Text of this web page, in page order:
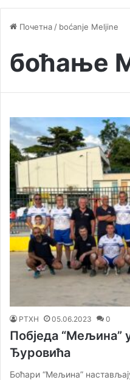
Почетна / boćanje Meljine
боћање
РТХН 05.06.2023 0
Побједа “Мељина”
Ђуровића
Боћари “Мељина”